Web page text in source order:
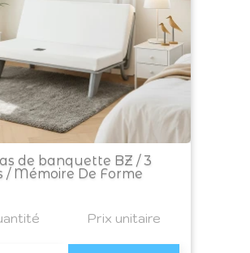
de banquette BZ / 3
/ Mémoire De Forme
Prix unitaire